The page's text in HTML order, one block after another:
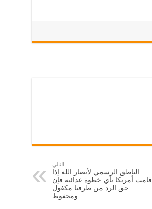
التالي
الناطق الرسمي لأنصار الله:إذا
قامت أمريكا بأي خطوة عدائية فإن
حق الرد من طرفنا مكفول
ومحفوظ